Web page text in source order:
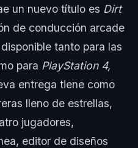
un nuevo título es Dirt
de conducción arcade
tanto para las
para PlayStation 4,
entrega tiene como
lleno de estrellas,
jugadores,
editor de diseños